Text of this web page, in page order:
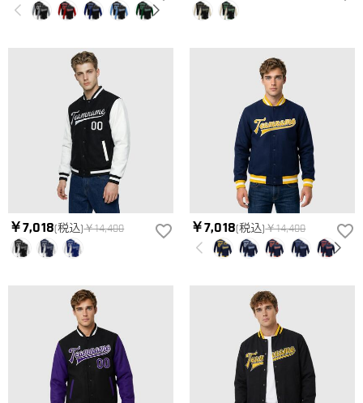
￥7,018(税込)￥14,400 ￥7,018(税込)￥14,400